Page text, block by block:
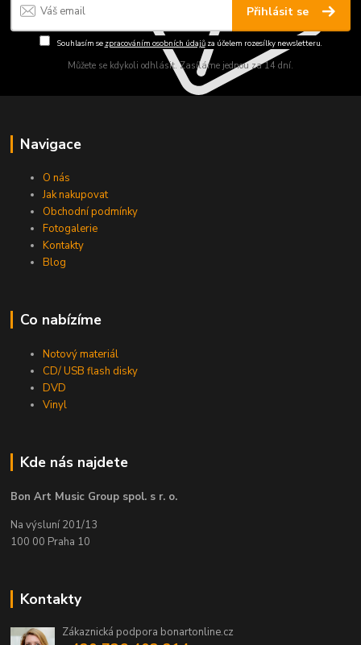
Přihlásit se
Souhlasím se zpracováním osobních údajůza účelem rozesílky newsletteru.
Můžete se kdykoli odhlásit. Zasíláme jednou za 14 dní.
Navigace
O nás
Jak nakupovat
Obchodní podmínky
Fotogalerie
Kontakty
Blog
Co nabízíme
Notový materiál
CD/ USB flash disky
DVD
Vinyl
Kde nás najdete
Bon Art Music Group spol. s r. o.
Na výsluní 201/13
100 00 Praha 10
Kontakty
Zákaznická podpora bonartonline.cz